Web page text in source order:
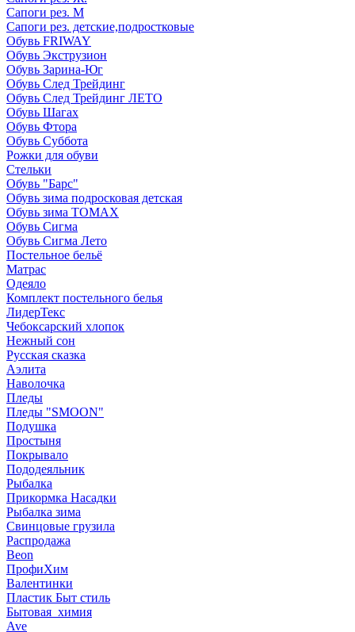
Сапоги рез. М
Сапоги рез. детские,подростковые
Обувь FRIWAY
Обувь Экструзион
Обувь Зарина-Юг
Обувь След Трейдинг
Обувь След Трейдинг ЛЕТО
Обувь Шагах
Обувь Фтора
Обувь Суббота
Рожки для обуви
Стельки
Обувь "Барс"
Обувь зима подросковая детская
Обувь зима ТОМАХ
Обувь Сигма
Обувь Сигма Лето
Постельное бельё
Матрас
Одеяло
Комплект постельного белья
ЛидерТекс
Чебоксарский хлопок
Нежный сон
Русская сказка
Аэлита
Наволочка
Пледы
Пледы "SMOON"
Подушка
Простыня
Покрывало
Пододеяльник
Рыбалка
Прикормка Насадки
Рыбалка зима
Свинцовые грузила
Распродажа
Beon
ПрофиХим
Валентинки
Пластик Быт стиль
Бытовая_химия
Ave